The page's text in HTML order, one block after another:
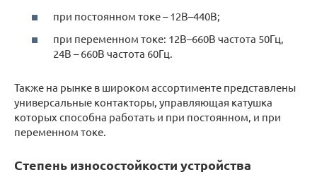
при постоянном токе – 12В–440В;
при переменном токе: 12В–660В частота 50Гц,
24В – 660В частота 60Гц.
Также на рынке в широком ассортименте представлены
универсальные контакторы, управляющая катушка
которых способна работать и при постоянном, и при
переменном токе.
Степень износостойкости устройства